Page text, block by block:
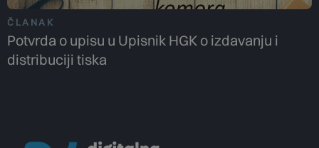
ČLANAK
Potvrda o upisu u Upisnik HGK o izdavanju i
distribuciji tiska